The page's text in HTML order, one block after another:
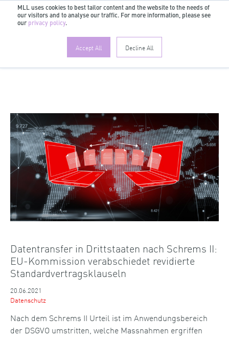
MLL uses cookies to best tailor content and the website to the needs of
our visitors and to analyse our traffic. For more information, please see
our privacy policy.
Accept All Decline All
DE
Datentransfer in Drittstaaten nach Schrems II:
EU-Kommission verabschiedet revidierte
Standardvertragsklauseln
20.06.2021
Datenschutz
Nach dem Schrems II Urteil ist im Anwendungsbereich
der DSGVO umstritten, welche Massnahmen ergriffen